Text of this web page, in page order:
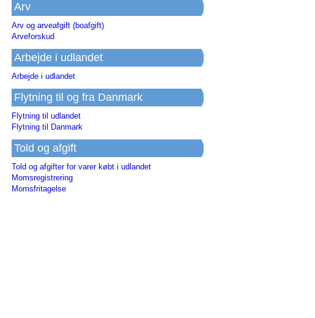
Arv
Arv og arveafgift (boafgift)
Arveforskud
Arbejde i udlandet
Arbejde i udlandet
Flytning til og fra Danmark
Flytning til udlandet
Flytning til Danmark
Told og afgift
Told og afgifter for varer købt i udlandet
Momsregistrering
Momsfritagelse